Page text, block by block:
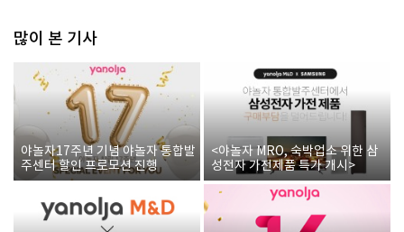
많이 본 기사
야놀자17주년 기념 야놀자 통합발
주센터 할인 프로모션 진행
<야놀자 MRO, 숙박업소 위한 삼
성전자 가전제품 특가 개시>